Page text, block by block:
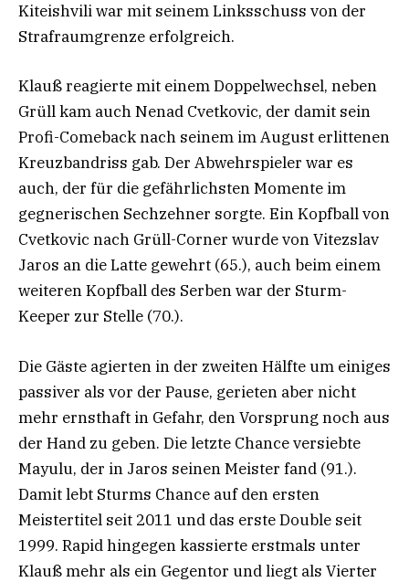
Kiteishvili war mit seinem Linksschuss von der
Strafraumgrenze erfolgreich.
Klauß reagierte mit einem Doppelwechsel, neben
Grüll kam auch Nenad Cvetkovic, der damit sein
Profi-Comeback nach seinem im August erlittenen
Kreuzbandriss gab. Der Abwehrspieler war es
auch, der für die gefährlichsten Momente im
gegnerischen Sechzehner sorgte. Ein Kopfball von
Cvetkovic nach Grüll-Corner wurde von Vitezslav
Jaros an die Latte gewehrt (65.), auch beim einem
weiteren Kopfball des Serben war der Sturm-
Keeper zur Stelle (70.).
Die Gäste agierten in der zweiten Hälfte um einiges
passiver als vor der Pause, gerieten aber nicht
mehr ernsthaft in Gefahr, den Vorsprung noch aus
der Hand zu geben. Die letzte Chance versiebte
Mayulu, der in Jaros seinen Meister fand (91.).
Damit lebt Sturms Chance auf den ersten
Meistertitel seit 2011 und das erste Double seit
1999. Rapid hingegen kassierte erstmals unter
Klauß mehr als ein Gegentor und liegt als Vierter